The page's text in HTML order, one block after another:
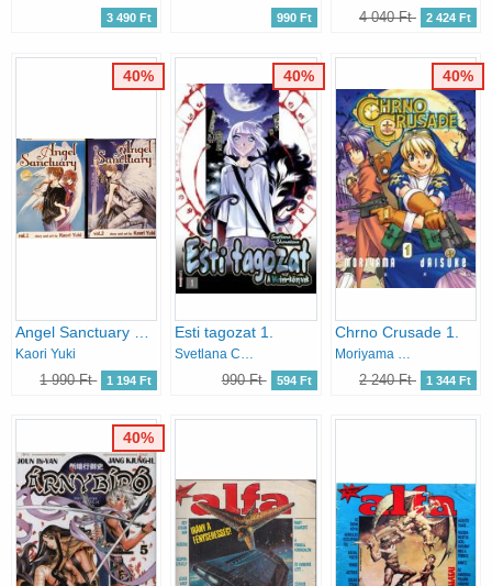
3 490 Ft 990 Ft 4 040 Ft 2 424 Ft
Kaori Yuki
1 990 Ft 1 194 Ft
40%
Esti tagozat 1.
990 Ft 594 Ft
40%
Chrno Crusade 1.
2 240 Ft 1 344 Ft
40%
40%